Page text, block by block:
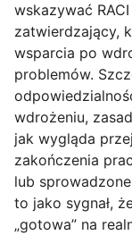
wskazywać
zatwierdzający,
wsparcia po
problemów.
wdrożeniu,
jak wygląda
zakończenia
lub
to jako sygnał,
„gotowa” na